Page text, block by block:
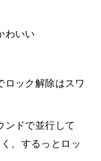
わいい
ロック解除はスワ
ンドで並行して
、するっとロッ